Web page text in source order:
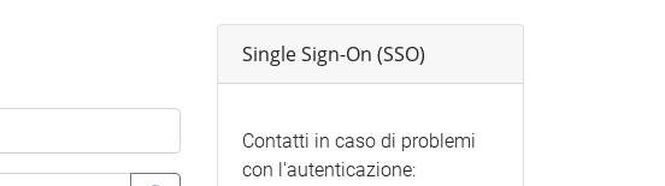
Single Sign-On (SSO)
Contatti in caso di problemi
con l'autenticazione: